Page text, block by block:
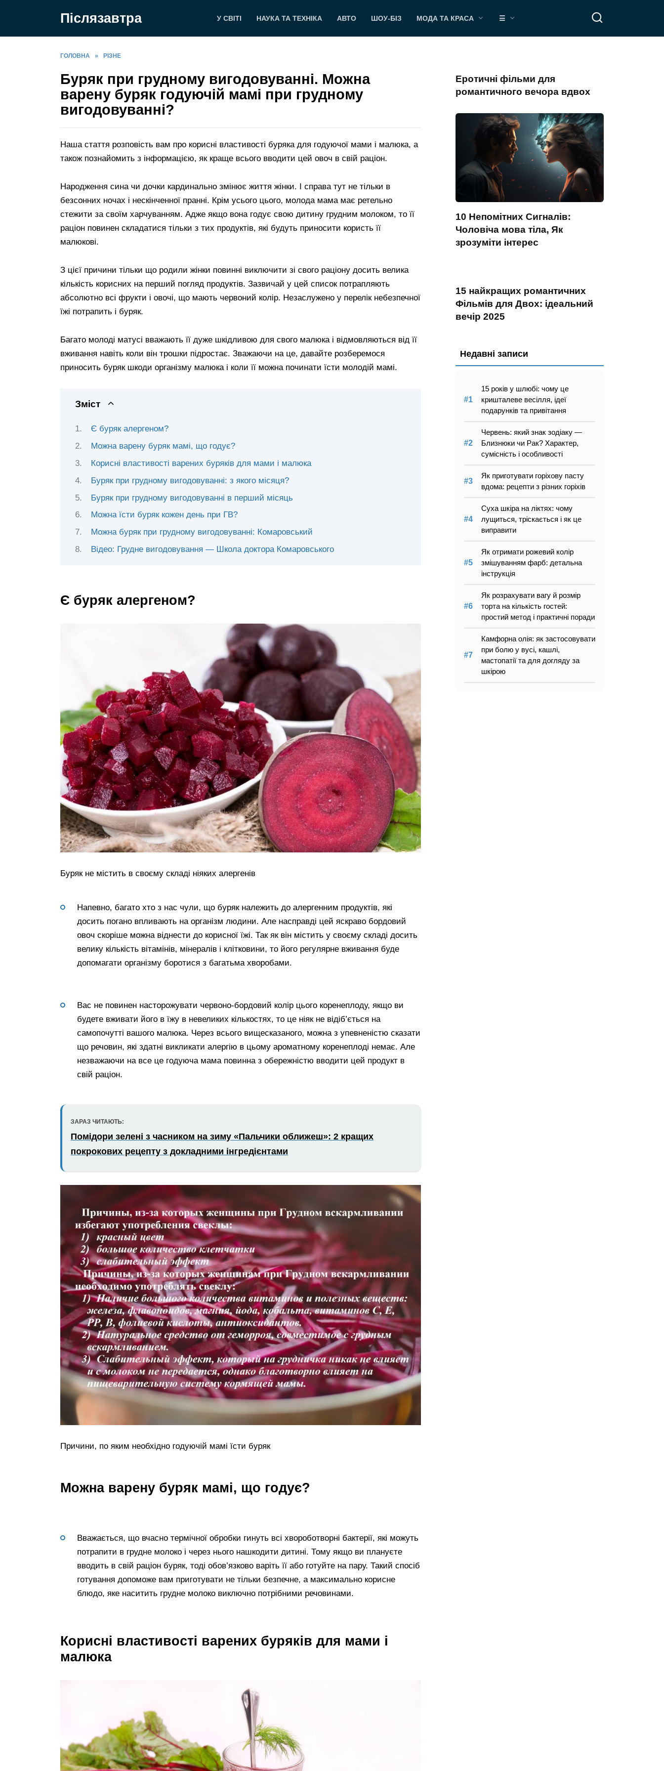
Післязавтра У СВІТІ НАУКА ТА ТЕХНІКА АВТО ШОУ-БІЗ МОДА ТА КРАСА ☰
ГОЛОВНА » РІЗНЕ
Буряк при грудному вигодовуванні. Можна
варену буряк годуючій мамі при грудному
вигодовуванні?
Наша стаття розповість вам про корисні властивості буряка для годуючої мами і малюка, а
також познайомить з інформацією, як краще всього вводити цей овоч в свій раціон.
Народження сина чи дочки кардинально змінює життя жінки. І справа тут не тільки в
безсонних ночах і нескінченної пранні. Крім усього цього, молода мама має ретельно
стежити за своїм харчуванням. Адже якщо вона годує свою дитину грудним молоком, то її
раціон повинен складатися тільки з тих продуктів, які будуть приносити користь її
малюкові.
З цієї причини тільки що родили жінки повинні виключити зі свого раціону досить велика
кількість корисних на перший погляд продуктів. Зазвичай у цей список потрапляють
абсолютно всі фрукти і овочі, що мають червоний колір. Незаслужено у перелік небезпечної
їжі потрапить і буряк.
Багато молоді матусі вважають її дуже шкідливою для свого малюка і відмовляються від її
вживання навіть коли він трошки підростає. Зважаючи на це, давайте розберемося
приносить буряк шкоди організму малюка і коли її можна починати їсти молодій мамі.
Зміст
Є буряк алергеном?
Можна варену буряк мамі, що годує?
Корисні властивості варених буряків для мами і малюка
Буряк при грудному вигодовуванні: з якого місяця?
Буряк при грудному вигодовуванні в перший місяць
Можна їсти буряк кожен день при ГВ?
Можна буряк при грудному вигодовуванні: Комаровський
Відео: Грудне вигодовування — Школа доктора Комаровського
Є буряк алергеном?
Буряк не містить в своєму складі ніяких алергенів
Напевно, багато хто з нас чули, що буряк належить до алергенним продуктів, які
досить погано впливають на організм людини. Але насправді цей яскраво бордовий
овоч скоріше можна віднести до корисної їжі. Так як він містить у своєму складі досить
велику кількість вітамінів, мінералів і клітковини, то його регулярне вживання буде
допомагати організму боротися з багатьма хворобами.
Вас не повинен насторожувати червоно-бордовий колір цього коренеплоду, якщо ви
будете вживати його в їжу в невеликих кількостях, то це ніяк не відіб’ється на
самопочутті вашого малюка. Через всього вищесказаного, можна з упевненістю сказати
що речовин, які здатні викликати алергію в цьому ароматному коренеплоді немає. Але
незважаючи на все це годуюча мама повинна з обережністю вводити цей продукт в
свій раціон.
ЗАРАЗ ЧИТАЮТЬ:
Помідори зелені з часником на зиму «Пальчики оближеш»: 2 кращих
покрокових рецепту з докладними інгредієнтами
Причини, по яким необхідно годуючій мамі їсти буряк
Можна варену буряк мамі, що годує?
Вважається, що вчасно термічної обробки гинуть всі хвороботворні бактерії, які можуть
потрапити в грудне молоко і через нього нашкодити дитині. Тому якщо ви плануєте
вводить в свій раціон буряк, тоді обов’язково варіть її або готуйте на пару. Такий спосіб
готування допоможе вам приготувати не тільки безпечне, а максимально корисне
блюдо, яке наситить грудне молоко виключно потрібними речовинами.
Корисні властивості варених буряків для мами і
малюка
Еротичні фільми для
романтичного вечора вдвох
10 Непомітних Сигналів:
Чоловіча мова тіла, Як
зрозуміти інтерес
15 найкращих романтичних
Фільмів для Двох: ідеальний
вечір 2025
Недавні записи
15 років у шлюбі: чому це
кришталеве весілля, ідеї
подарунків та привітання
Червень: який знак зодіаку —
Близнюки чи Рак? Характер,
сумісність і особливості
Як приготувати горіхову пасту
вдома: рецепти з різних горіхів
Суха шкіра на ліктях: чому
лущиться, тріскається і як це
виправити
Як отримати рожевий колір
змішуванням фарб: детальна
інструкція
Як розрахувати вагу й розмір
торта на кількість гостей:
простий метод і практичні поради
Камфорна олія: як застосовувати
при болю у вусі, кашлі,
мастопатії та для догляду за
шкірою